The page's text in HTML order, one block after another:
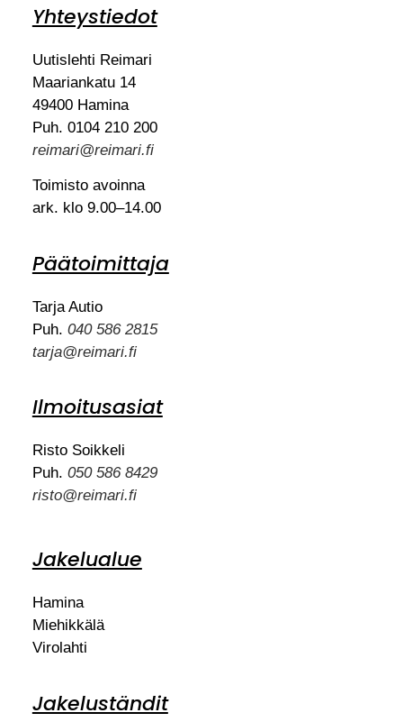
Yhteystiedot
Uutislehti Reimari
Maariankatu 14
49400 Hamina
Puh. 0104 210 200
reimari@reimari.fi
Toimisto avoinna
ark. klo 9.00–14.00
Päätoimittaja
Tarja Autio
Puh. 040 586 2815
tarja@reimari.fi
Ilmoitusasiat
Risto Soikkeli
Puh. 050 586 8429
risto@reimari.fi
Jakelualue
Hamina
Miehikkälä
Virolahti
Jakeluständit